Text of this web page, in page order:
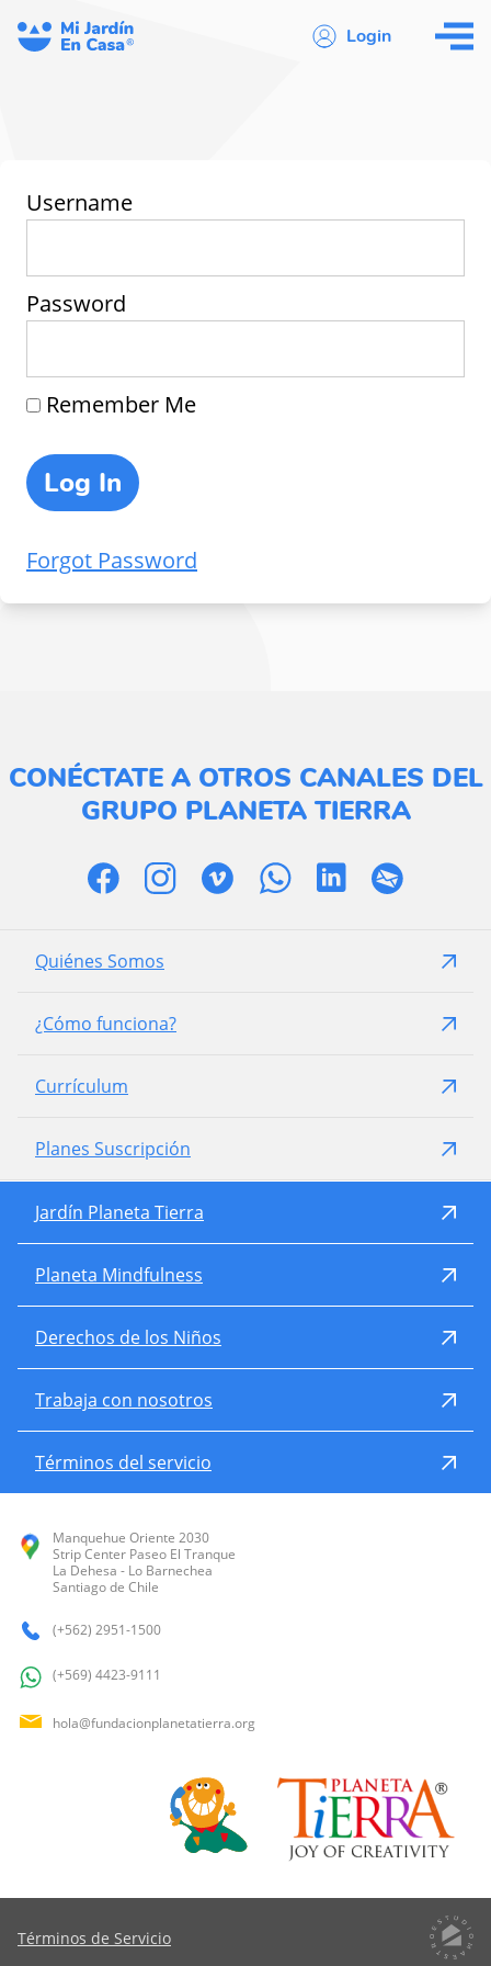
Login
Username
Password
Remember Me
Forgot Password
CONÉCTATE A OTROS CANALES DEL
GRUPO PLANETA TIERRA
Quiénes Somos
¿Cómo funciona?
Currículum
Planes Suscripción
Jardín Planeta Tierra
Planeta Mindfulness
Derechos de los Niños
Trabaja con nosotros
Términos del servicio
Manquehue Oriente 2030
Strip Center Paseo El Tranque
La Dehesa - Lo Barnechea
Santiago de Chile
(+562) 2951-1500
(+569) 4423-9111
hola@fundacionplanetatierra.org
Términos de Servicio